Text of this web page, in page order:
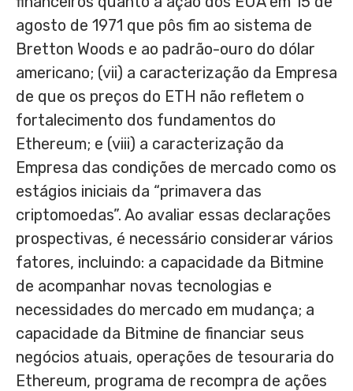
agosto de 1971 que pôs fim ao sistema de
Bretton Woods e ao padrão-ouro do dólar
americano; (vii) a caracterização da Empresa
de que os preços do ETH não refletem o
fortalecimento dos fundamentos do
Ethereum; e (viii) a caracterização da
Empresa das condições de mercado como os
estágios iniciais da “primavera das
criptomoedas”. Ao avaliar essas declarações
prospectivas, é necessário considerar vários
fatores, incluindo: a capacidade da Bitmine
de acompanhar novas tecnologias e
necessidades do mercado em mudança; a
capacidade da Bitmine de financiar seus
negócios atuais, operações de tesouraria do
Ethereum, programa de recompra de ações